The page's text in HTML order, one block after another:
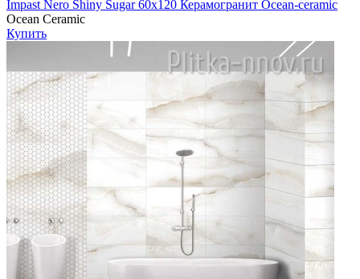
Impast Nero Shiny Sugar 60х120 Керамогранит Ocean-ceramic
Ocean Ceramic
Купить